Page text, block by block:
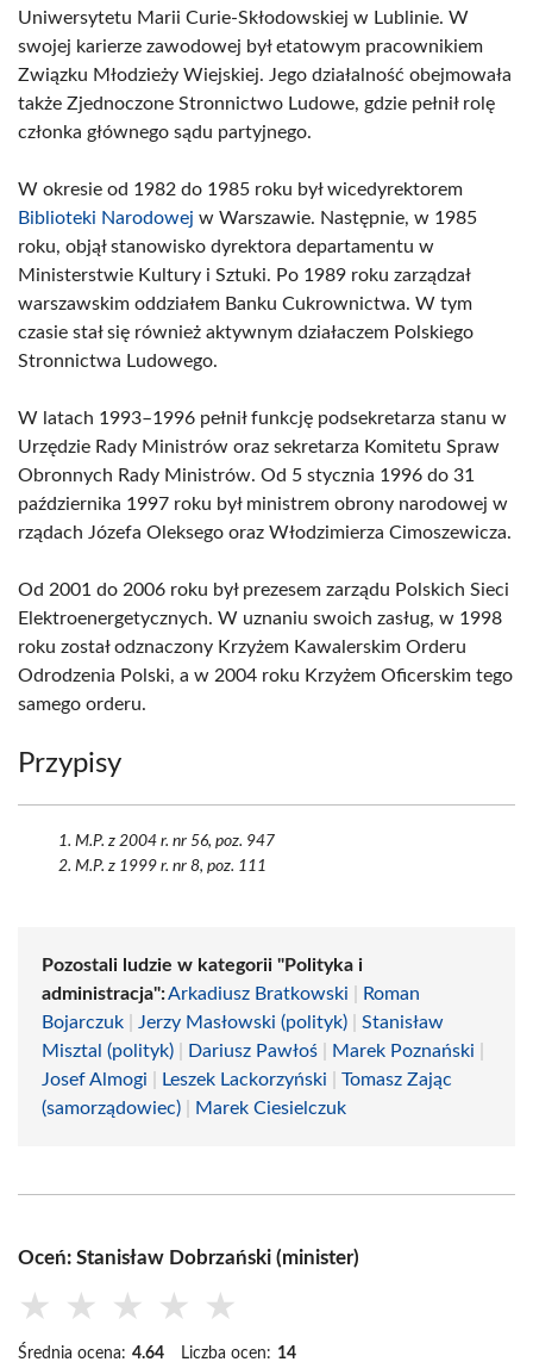
Uniwersytetu Marii Curie-Skłodowskiej w Lublinie. W
swojej karierze zawodowej był etatowym pracownikiem
Związku Młodzieży Wiejskiej. Jego działalność obejmowała
także Zjednoczone Stronnictwo Ludowe, gdzie pełnił rolę
członka głównego sądu partyjnego.
W okresie od 1982 do 1985 roku był wicedyrektorem
Biblioteki Narodowej w Warszawie. Następnie, w 1985
roku, objął stanowisko dyrektora departamentu w
Ministerstwie Kultury i Sztuki. Po 1989 roku zarządzał
warszawskim oddziałem Banku Cukrownictwa. W tym
czasie stał się również aktywnym działaczem Polskiego
Stronnictwa Ludowego.
W latach 1993–1996 pełnił funkcję podsekretarza stanu w
Urzędzie Rady Ministrów oraz sekretarza Komitetu Spraw
Obronnych Rady Ministrów. Od 5 stycznia 1996 do 31
października 1997 roku był ministrem obrony narodowej w
rządach Józefa Oleksego oraz Włodzimierza Cimoszewicza.
Od 2001 do 2006 roku był prezesem zarządu Polskich Sieci
Elektroenergetycznych. W uznaniu swoich zasług, w 1998
roku został odznaczony Krzyżem Kawalerskim Orderu
Odrodzenia Polski, a w 2004 roku Krzyżem Oficerskim tego
samego orderu.
Przypisy
M.P. z 2004 r. nr 56, poz. 947
M.P. z 1999 r. nr 8, poz. 111
Pozostali ludzie w kategorii "Polityka i
administracja":Arkadiusz Bratkowski
Roman
Bojarczuk
Jerzy Masłowski (polityk)
Stanisław
Misztal (polityk)
Dariusz Pawłoś Marek Poznański
Josef Almogi
Leszek Lackorzyński
Tomasz Zając
(samorządowiec)
Marek Ciesielczuk
Oceń: Stanisław Dobrzański (minister)
★ ★ ★ ★ ★
Średnia ocena: 4.64 Liczba ocen: 14